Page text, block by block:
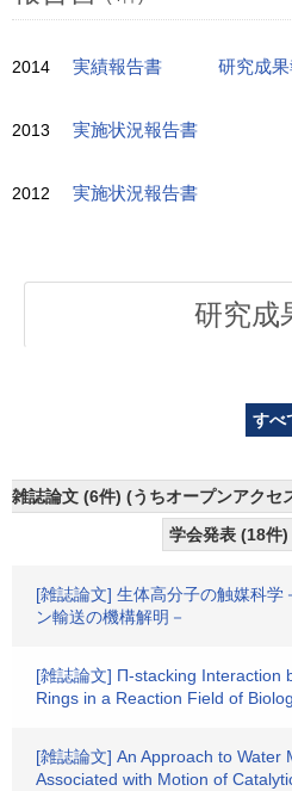
2014 実績報告書 研究成
2013 実施状況報告書
2012 実施状況報告書
研究成
すべ
雑誌論文 (6件) (うちオープンアクセ
学会発表 (18件)
[雑誌論文] 生体高分子の触媒科学
ン輸送の機構解明－
[雑誌論文] Π-stacking Interaction
Rings in a Reaction Field of
[雑誌論文] An Approach to Water
Associated with Motion of